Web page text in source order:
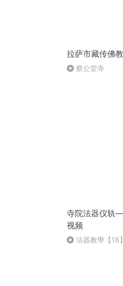
拉萨市藏传佛
蔡公堂寺
寺院法器仪轨
视频
法器教學【18